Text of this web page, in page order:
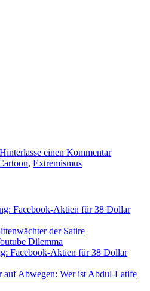
Hinterlasse einen Kommentar
, Extremismus
Facebook-Aktien für 38 Dollar
der Satire
Dilemma
Facebook-Aktien für 38 Dollar
auf Abwegen: Wer ist Abdul-Latife